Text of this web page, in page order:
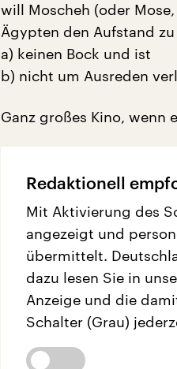
will Moscheh (oder
Ägypten den Aufstand
a) keinen Bock und ist
b) nicht um Ausreden
Ganz großes Kino, wenn
Redaktionell
Mit Aktivierung des
angezeigt und
übermittelt.
dazu lesen Sie in
Anzeige und die
Schalter (Grau)